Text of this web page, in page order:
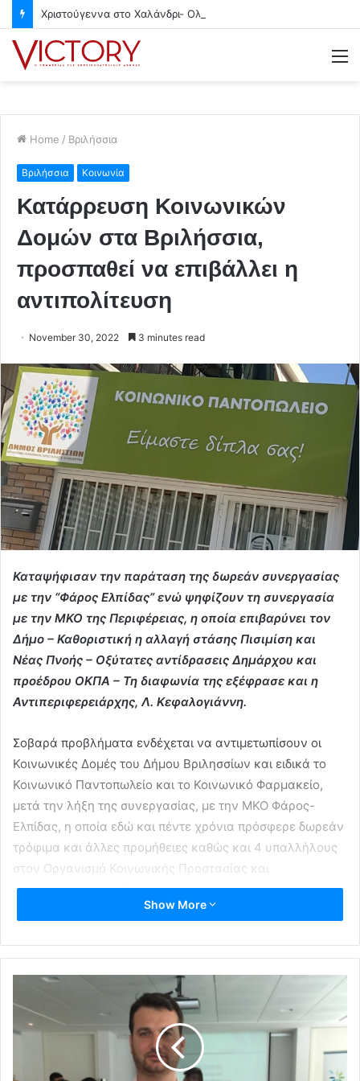
Home / Βριλήσσια
Βριλήσσια Κοινωνία
Κατάρρευση Κοινωνικών
Δομών στα Βριλήσσια,
προσπαθεί να επιβάλλει η
αντιπολίτευση
November 30, 2022 3 minutes read
Καταψήφισαν την παράταση της δωρεάν συνεργασίας
με την “Φάρος Ελπίδας” ενώ ψηφίζουν τη συνεργασία
με την ΜΚΟ της Περιφέρειας, η οποία επιβαρύνει τον
Δήμο – Καθοριστική η αλλαγή στάσης Πισιμίση και
Νέας Πνοής – Οξύτατες αντίδρασεις Δημάρχου και
προέδρου ΟΚΠΑ – Τη διαφωνία της εξέφρασε και η
Αντιπεριφερειάρχης, Λ. Κεφαλογιάννη.
Σοβαρά προβλήματα ενδέχεται να αντιμετωπίσουν οι
Κοινωνικές Δομές του Δήμου Βριλησσίων και ειδικά το
Κοινωνικό Παντοπωλείο και το Κοινωνικό Φαρμακείο,
μετά την λήξη της συνεργασίας, με την ΜΚΟ Φάρος-
Ελπίδας, η οποία εδώ και πέντε χρόνια πρόσφερε δωρεάν
τρόφιμα και άλλες προμήθειες καθώς και 4 υπαλλήλους
στον Οργανισμό Κοινωνικής Προστασίας και
Αλληλεγγύσης (ΟΚΠΑ).
εξάμηνη παράταση της συνεργασίας με τη “Φάρος
Ελπίδας”, σε μια εμφανή προσπάθεια να προκαλέσουν,
ενόψει των εκλογών, προβλήματα στην κοινωνική
πολιτική της δημοτικής Αρχής αλλά και στην πρόεδρο του
ΟΚΠΑ, Αντιδήμαρχο Βούλα Αρσένη, η οποία πιθανόν να
είναι μια εκ των υποψηφίων διαδόχων του Δημάρχου Ξ.
Μανιατογιάννη ο οποίος αναμένεται να θέσει
Show More